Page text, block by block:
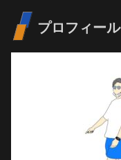
プロフィール